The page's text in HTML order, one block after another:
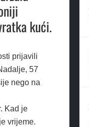
kući.
prijavili
57
nego na
Kad je
vrijeme.